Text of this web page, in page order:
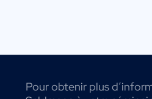
Pour obtenir plus